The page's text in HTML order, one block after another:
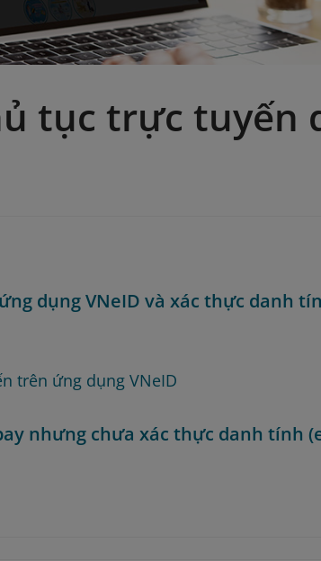
tục trực tuyến
dụng VNeID và xác thực danh
trên ứng dụng VNeID
nhưng chưa xác thực danh tính